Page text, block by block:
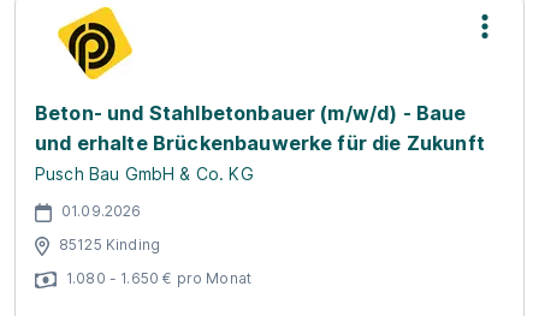
Beton- und Stahlbetonbauer (m/w/d) - Baue
und erhalte Brückenbauwerke für die Zukunft
Pusch Bau GmbH & Co. KG
01.09.2026
85125 Kinding
1.080 - 1.650 € pro Monat